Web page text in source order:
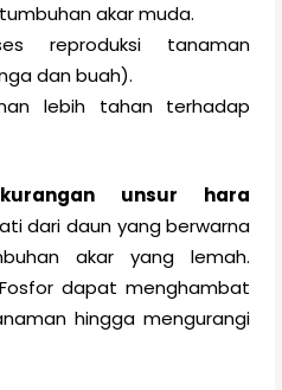
akar muda.
reproduksi tanaman
dan buah).
lebih tahan terhadap
unsur hara
dari daun yang berwarna
akar yang lemah.
dapat menghambat
hingga mengurangi